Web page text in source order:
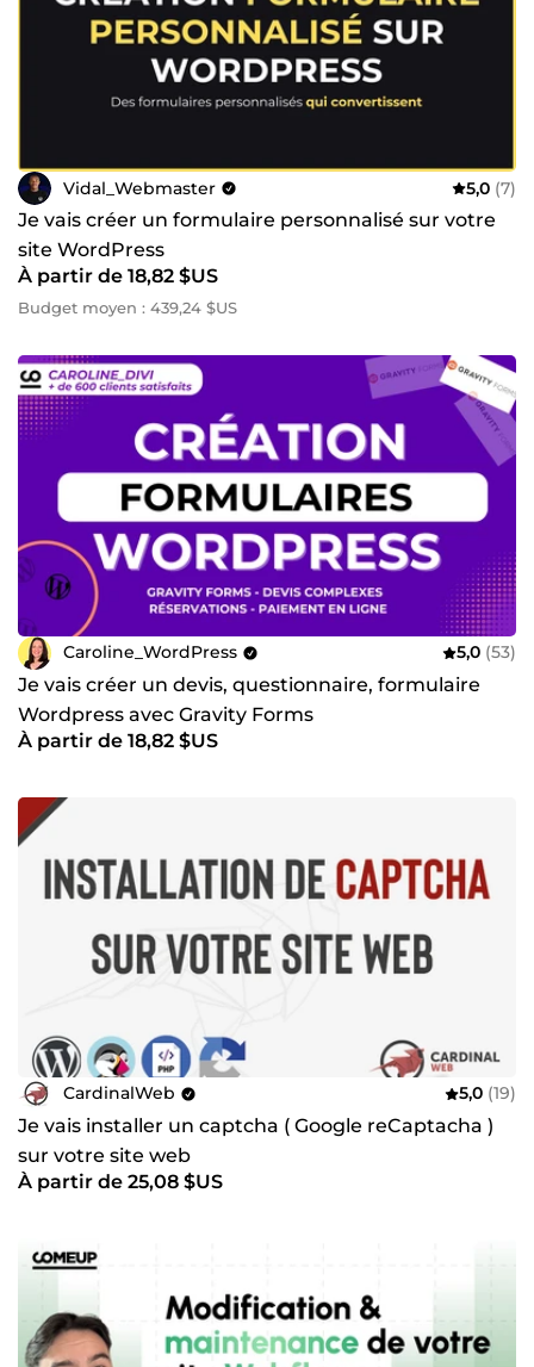
Vidal_Webmaster 5,0 (7)
Je vais créer un formulaire personnalisé sur votre
site WordPress
À partir de 18,82 $US
Budget moyen : 439,24 $US
Caroline_WordPress 5,0 (53)
Je vais créer un devis, questionnaire, formulaire
Wordpress avec Gravity Forms
À partir de 18,82 $US
CardinalWeb 5,0 (19)
Je vais installer un captcha ( Google reCaptacha )
sur votre site web
À partir de 25,08 $US